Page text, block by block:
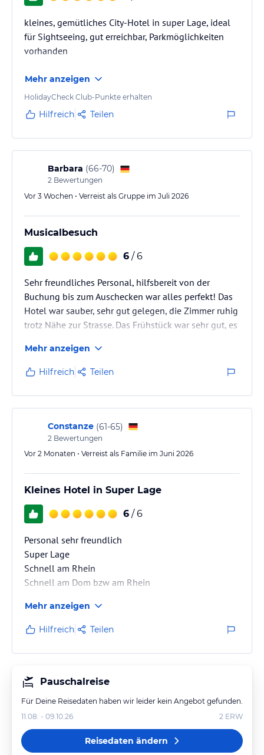
kleines, gemütliches City-Hotel in super Lage, ideal
für Sightseeing, gut erreichbar, Parkmöglichkeiten
vorhanden
Mehr anzeigen
HolidayCheck Club-Punkte erhalten
Hilfreich Teilen
Barbara (66-70)
2 Bewertungen
Vor 3 Wochen • Verreist als Gruppe im Juli 2026
Musicalbesuch
6 / 6
Sehr freundliches Personal, hilfsbereit von der
Buchung bis zum Auschecken war alles perfekt! Das
Hotel war sauber, sehr gut gelegen, die Zimmer ruhig
trotz Nähe zur Strasse. Das Frühstück war sehr gut, es
kommen.
Mehr anzeigen
Hilfreich Teilen
Constanze (61-65)
2 Bewertungen
Vor 2 Monaten • Verreist als Familie im Juni 2026
Kleines Hotel in Super Lage
6 / 6
Personal sehr freundlich
Super Lage
Schnell am Rhein
Schnell am Dom bzw am Rhein
Abends konnte man sich auch noch unten aufhalten,
obwohl das Restaurant geschlossen war
24 h besetzung an der Rezeption
Mehr anzeigen
Hilfreich Teilen
Pauschalreise
Für Deine Reisedaten haben wir leider kein Angebot gefunden.
11.08. - 09.10.26
2 ERW
Reisedaten ändern